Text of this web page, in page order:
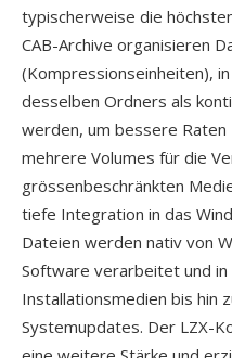
typischerweise die
CAB-Archive organisieren
(Kompressionseinheiten),
desselben Ordners als
werden, um bessere Raten
mehrere Volumes für die
grössenbeschränkten
tiefe Integration in das
Dateien werden nativ von
Software verarbeitet und
Installationsmedien bis hin
Systemupdates. Der LZX-